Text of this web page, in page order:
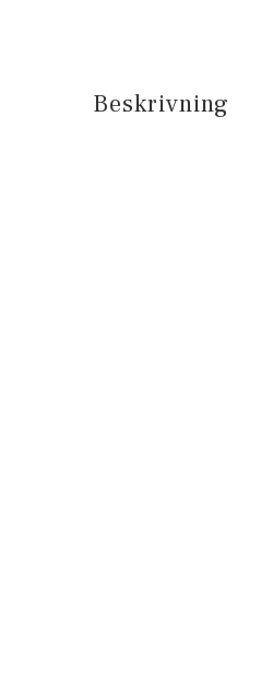
Beskrivning